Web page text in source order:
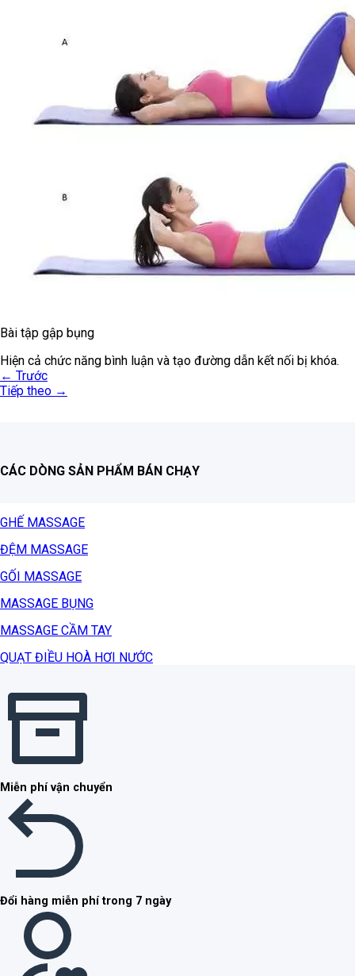
Bài tập gập bụng
Hiện cả chức năng bình luận và tạo đường dẫn kết nối bị khóa.
← Trước
Tiếp theo →
CÁC DÒNG SẢN PHẨM BÁN CHẠY
GHẾ MASSAGE
ĐỆM MASSAGE
GỐI MASSAGE
MASSAGE BỤNG
MASSAGE CẦM TAY
QUẠT ĐIỀU HOÀ HƠI NƯỚC
Miễn phí vận chuyển
Đổi hàng miễn phí trong 7 ngày